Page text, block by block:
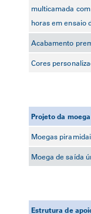
multicamada
horas em ensaio
Acabamento
Cores
Projeto da moega
Moegas
Moega de saída
Estrutura de